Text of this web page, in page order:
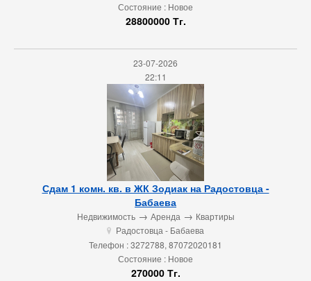
Состояние : Новое
28800000 Тг.
23-07-2026
22:11
Сдам 1 комн. кв. в ЖК Зодиак на Радостовца -
Бабаева
Недвижимость→ Аренда→ Квартиры
u Радостовца - Бабаева
Телефон : 3272788, 87072020181
Состояние : Новое
270000 Тг.